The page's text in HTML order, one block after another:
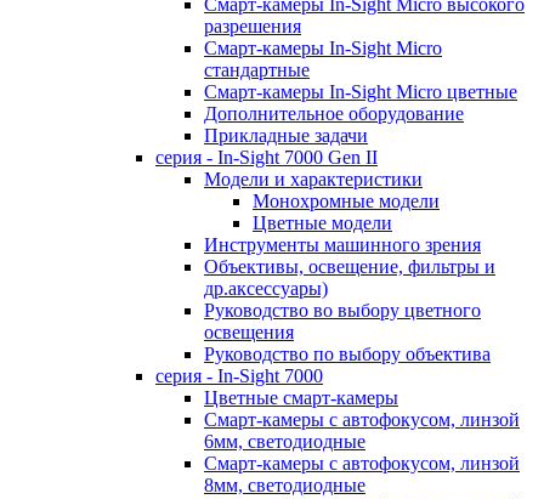
Смарт-камеры In-Sight Micro высокого
разрешения
Cмарт-камеры In-Sight Micro
cтандартные
Cмарт-камеры In-Sight Micro цветные
Дополнительное оборудование
Прикладные задачи
cерия - In-Sight 7000 Gen II
Модели и характеристики
Монохромные модели
Цветные модели
Инструменты машинного зрения
Объективы, освещение, фильтры и
др.аксессуары)
Руководство во выбору цветного
освещения
Руководство по выбору объектива
серия - In-Sight 7000
Цветные смарт-камеры
Смарт-камеры с автофокусом, линзой
6мм, светодиодные
Смарт-камеры с автофокусом, линзой
8мм, светодиодные